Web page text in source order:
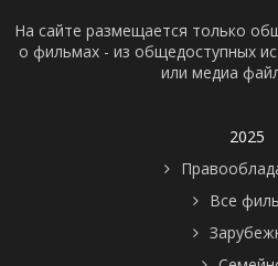
На сайте размещается только
о фильмах - из общедоступных
или медиа
2025
Все